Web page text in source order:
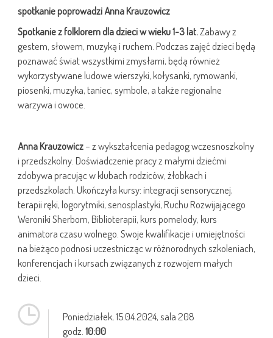
spotkanie poprowadzi Anna Krauzowicz
Spotkanie z folklorem dla dzieci w wieku 1-3 lat.Zabawy z
gestem, słowem, muzyką i ruchem. Podczas zajęć dzieci będą
poznawać świat wszystkimi zmysłami, będą również
wykorzystywane ludowe wierszyki, kołysanki, rymowanki,
piosenki, muzyka, taniec, symbole, a także regionalne
warzywa i owoce.
Anna Krauzowicz– z wykształcenia pedagog wczesnoszkolny
i przedszkolny. Doświadczenie pracy z małymi dziećmi
zdobywa pracując w klubach rodziców, żłobkach i
przedszkolach. Ukończyła kursy: integracji sensorycznej,
terapii ręki, logorytmiki, senosplastyki, Ruchu Rozwijającego
Weroniki Sherborn, Biblioterapii, kurs pomelody, kurs
animatora czasu wolnego. Swoje kwalifikacje i umiejętności
na bieżąco podnosi uczestnicząc w różnorodnych szkoleniach,
konferencjach i kursach związanych z rozwojem małych
dzieci.
Poniedziałek,15.04.2024, sala 208
godz. 10:00